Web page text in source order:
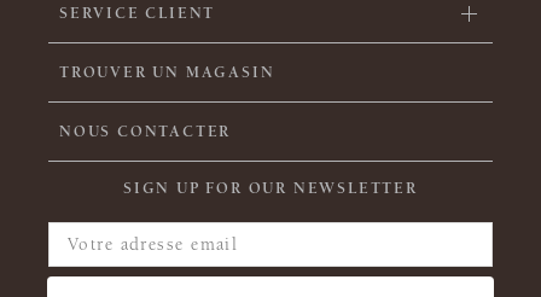
SERVICE CLIENT
TROUVER UN MAGASIN
NOUS CONTACTER
SIGN UP FOR OUR NEWSLETTER